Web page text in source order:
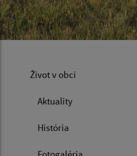
Život v obci
Aktuality
História